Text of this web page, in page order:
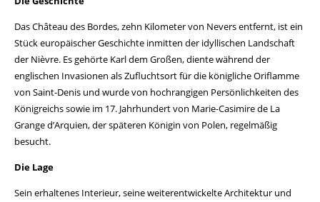
Das Château des Bordes, zehn Kilometer von Nevers entfernt, ist ein
Stück europäischer Geschichte inmitten der idyllischen Landschaft
der Nièvre. Es gehörte Karl dem Großen, diente während der
englischen Invasionen als Zufluchtsort für die königliche Oriflamme
von Saint-Denis und wurde von hochrangigen Persönlichkeiten des
Königreichs sowie im 17. Jahrhundert von Marie-Casimire de La
Grange d’Arquien, der späteren Königin von Polen, regelmäßig
besucht.
Die Lage
Sein erhaltenes Interieur, seine weiterentwickelte Architektur und